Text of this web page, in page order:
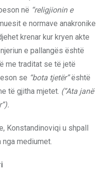
në “religjionin e
e normave anakronike
krenar kur kryen akte
e pallangës është
me traditat se të jetë
se “bota tjetër”është
të gjitha mjetet. (“Ata janë
Konstandinoviqi u shpall
nga mediumet.